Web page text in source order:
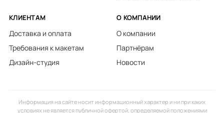
КЛИЕНТАМ
Доставка и оплата
Требования к макетам
Дизайн-студия
О КОМПАНИИ
О компании
Партнёрам
Новости
Информация на сайте носит информационный характер и ни при каких
условиях не является публичной офертой, определяемой положениями